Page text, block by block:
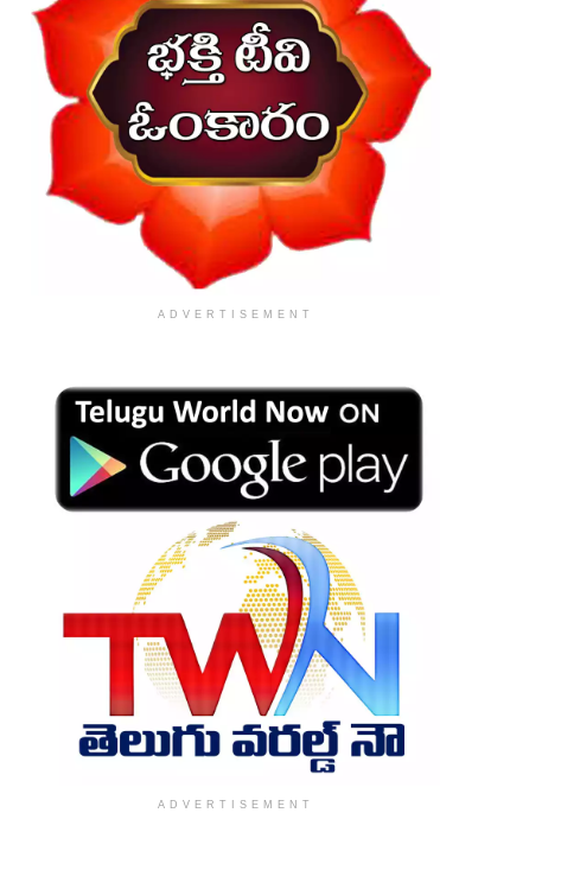
ADVERTISEMENT
ADVERTISEMENT